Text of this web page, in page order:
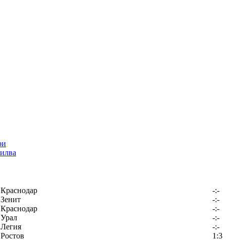
Краснодар
-:-
Зенит
-:-
Краснодар
-:-
Урал
-:-
Легия
-:-
Ростов
1:3